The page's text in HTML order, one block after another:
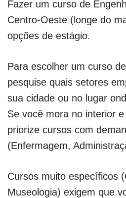
Fazer um curso de
Centro-Oeste (longe do
opções de estágio.
Para escolher um curso
pesquise quais setores
sua cidade ou no lugar
Se você mora no interior
priorize cursos com
(Enfermagem,
Cursos muito específicos
Museologia) exigem que